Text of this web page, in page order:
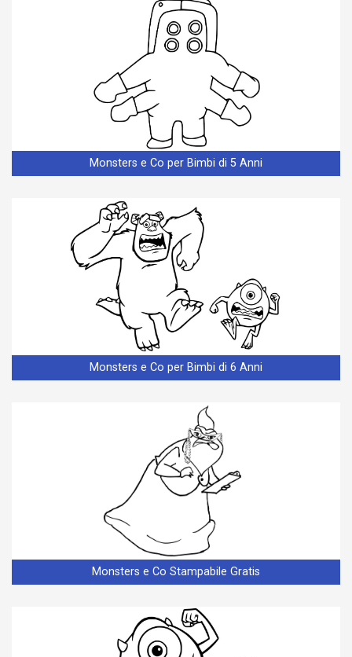
Monsters e Co per Bimbi di 5 Anni
Monsters e Co per Bimbi di 6 Anni
Monsters e Co Stampabile Gratis